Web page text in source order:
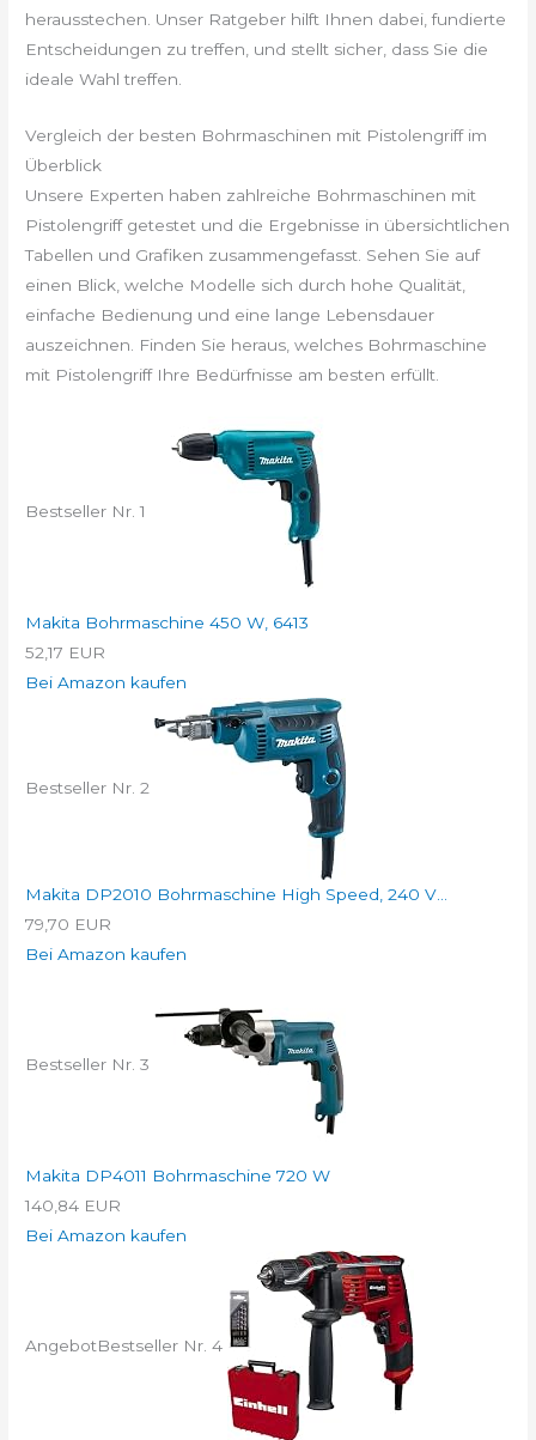
herausstechen. Unser Ratgeber hilft Ihnen dabei, fundierte
Entscheidungen zu treffen, und stellt sicher, dass Sie die
ideale Wahl treffen.
Vergleich der besten Bohrmaschinen mit Pistolengriff im
Überblick
Unsere Experten haben zahlreiche Bohrmaschinen mit
Pistolengriff getestet und die Ergebnisse in übersichtlichen
Tabellen und Grafiken zusammengefasst. Sehen Sie auf
einen Blick, welche Modelle sich durch hohe Qualität,
einfache Bedienung und eine lange Lebensdauer
auszeichnen. Finden Sie heraus, welches Bohrmaschine
mit Pistolengriff Ihre Bedürfnisse am besten erfüllt.
Bestseller Nr. 1
Makita Bohrmaschine 450 W, 6413
52,17 EUR
Bei Amazon kaufen
Bestseller Nr. 2
Makita DP2010 Bohrmaschine High Speed, 240 V...
79,70 EUR
Bei Amazon kaufen
Bestseller Nr. 3
Makita DP4011 Bohrmaschine 720 W
140,84 EUR
Bei Amazon kaufen
AngebotBestseller Nr. 4